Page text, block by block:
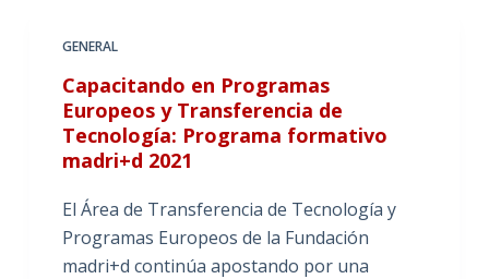
GENERAL
Capacitando en Programas
Europeos y Transferencia de
Tecnología: Programa formativo
madri+d 2021
El Área de Transferencia de Tecnología y
Programas Europeos de la Fundación
madri+d continúa apostando por una